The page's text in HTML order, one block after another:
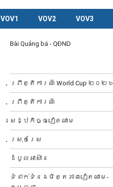
VOV1 VOV2 VOV3
Bài Quảng bá - QĐND
ព្រឹត្តិការណ៍ World Cup ២០២៦
ព្រឹត្តិការណ៍
សេដ្ឋកិច្ចវៀតណាម
ស្រុកស្រែ
ដំបូលអាស៊ាន
ទំនាក់ទំនងមិត្តភាពវៀតណាម-